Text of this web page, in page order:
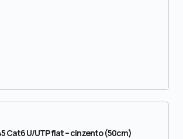
Cat6 U/UTP flat – cinzento (50cm)